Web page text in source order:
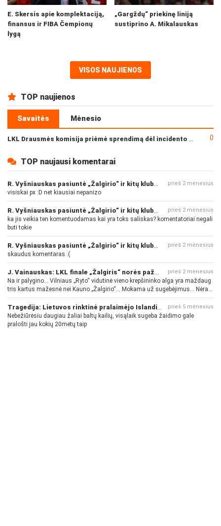
E. Skersis apie komplektaciją,
finansus ir FIBA Čempionų
lygą
„Gargždų“ priekinę liniją
sustiprino A. Mikalauskas
VISOS NAUJIENOS
TOP naujienos
Savaitės Mėnesio
0
TOP naujausi komentarai
prieš 2 mėnesius
visiskai px :D net kiausiai nepanizo
prieš 2 mėnesius
ka jis veikia ten komentuodamas kai yra toks saliskas? komentatoriai negali
buti tokie
prieš 2 mėnesius
skaudus komentaras :(
prieš 2 mėnesius
Na ir palygino... Vilniaus „Ryto“ vidutinė vieno krepšininko alga yra maždaug
tris kartus mažesnė nei Kauno „Žalgirio“... Mokama už sugebėjimus... Nėra
pinigų - nėra gerų žaidėjų...
prieš 5 mėnesius
Nebežiūrėsiu daugiau žaliai baltų kailių, visąlaik sugeba žaidimo gale
pralošti jau kokių 20metų taip